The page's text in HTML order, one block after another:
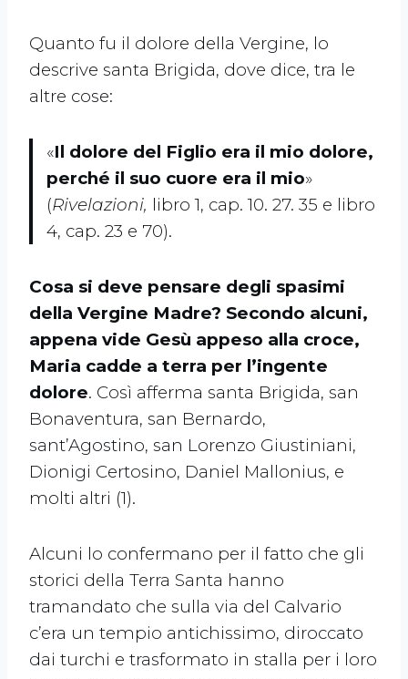
Quanto fu il dolore della Vergine, lo
descrive santa Brigida, dove dice, tra le
altre cose:
«Il dolore del Figlio era il mio dolore,
perché il suo cuore era il mio»
(Rivelazioni, libro 1, cap. 10. 27. 35 e libro
4, cap. 23 e 70).
Cosa si deve pensare degli spasimi
della Vergine Madre? Secondo alcuni,
appena vide Gesù appeso alla croce,
Maria cadde a terra per l’ingente
dolore. Così afferma santa Brigida, san
Bonaventura, san Bernardo,
sant’Agostino, san Lorenzo Giustiniani,
Dionigi Certosino, Daniel Mallonius, e
molti altri (1).
Alcuni lo confermano per il fatto che gli
storici della Terra Santa hanno
tramandato che sulla via del Calvario
c’era un tempio antichissimo, diroccato
dai turchi e trasformato in stalla per i loro